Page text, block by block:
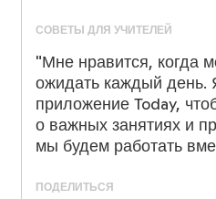
СОВЕТЫ ДЛЯ УЧИТЕЛЕЙ
"Мне нравится, когда
ожидать каждый день.
приложение Today,
о важных занятиях и
мы будем работать
ПОДЕЛИТЬСЯ